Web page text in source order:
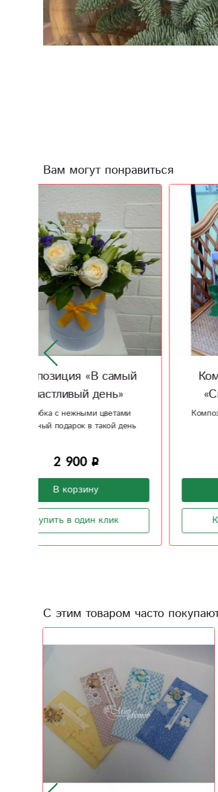
Вам могут понравиться
Композиция в ящике
«Сияющая улыбка»
Композиция в деревянном ящике
Купить в один клик
С этим товаром часто